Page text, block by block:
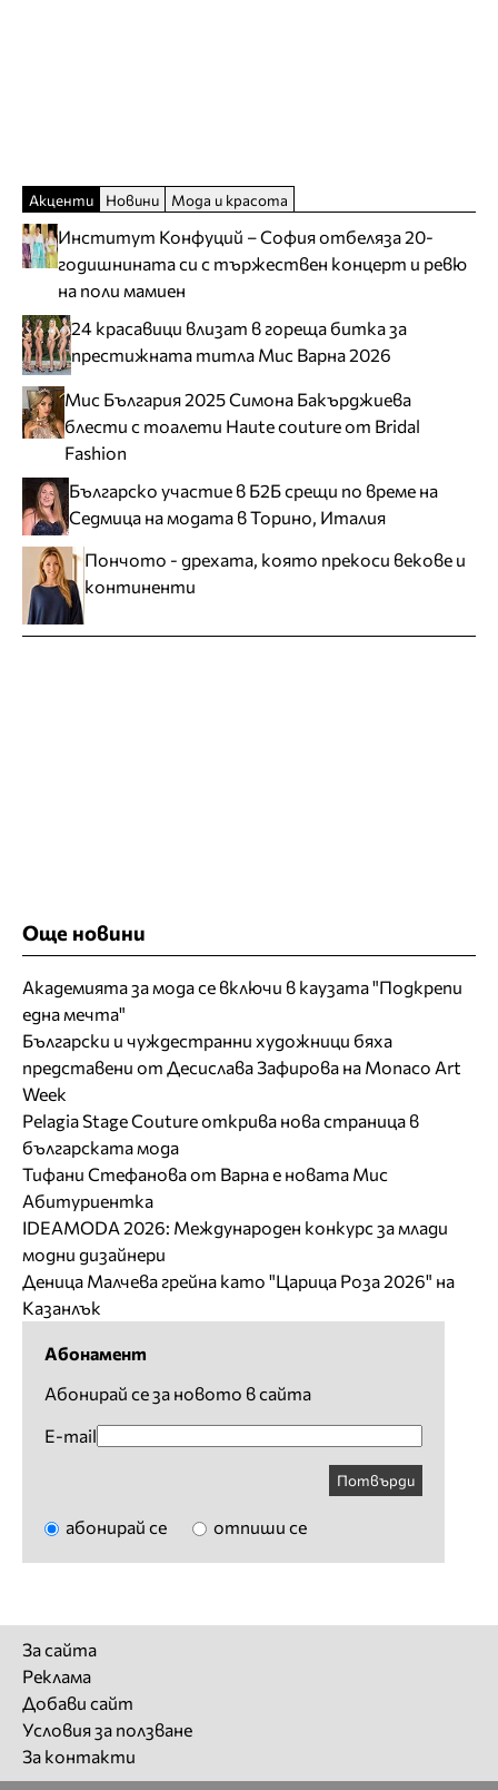
Акценти Новини Мода и красота
Институт Конфуций – София отбеляза 20-
годишнината си с тържествен концерт и ревю
на поли мамиен
24 красавици влизат в гореща битка за
престижната титла Мис Варна 2026
Мис България 2025 Симона Бакърджиева
блести с тоалети Haute couture от Bridal
Fashion
Българско участие в Б2Б срещи по време на
Седмица на модата в Торино, Италия
Пончото - дрехата, която прекоси векове и
континенти
Още новини
Академията за мода се включи в каузата "Подкрепи
една мечта"
Български и чуждестранни художници бяха
представени от Десислава Зафирова на Monaco Art
Week
Pelagia Stage Couture открива нова страница в
българската мода
Тифани Стефанова от Варна е новата Мис
Абитуриентка
IDEAMODA 2026: Международен конкурс за млади
модни дизайнери
Деница Малчева грейна като "Царица Роза 2026" на
Казанлък
Абонамент
Абонирай се за новото в сайта
E-mail
Потвърди
абонирай се отпиши се
За сайта
Реклама
Добави сайт
Условия за ползване
За контакти